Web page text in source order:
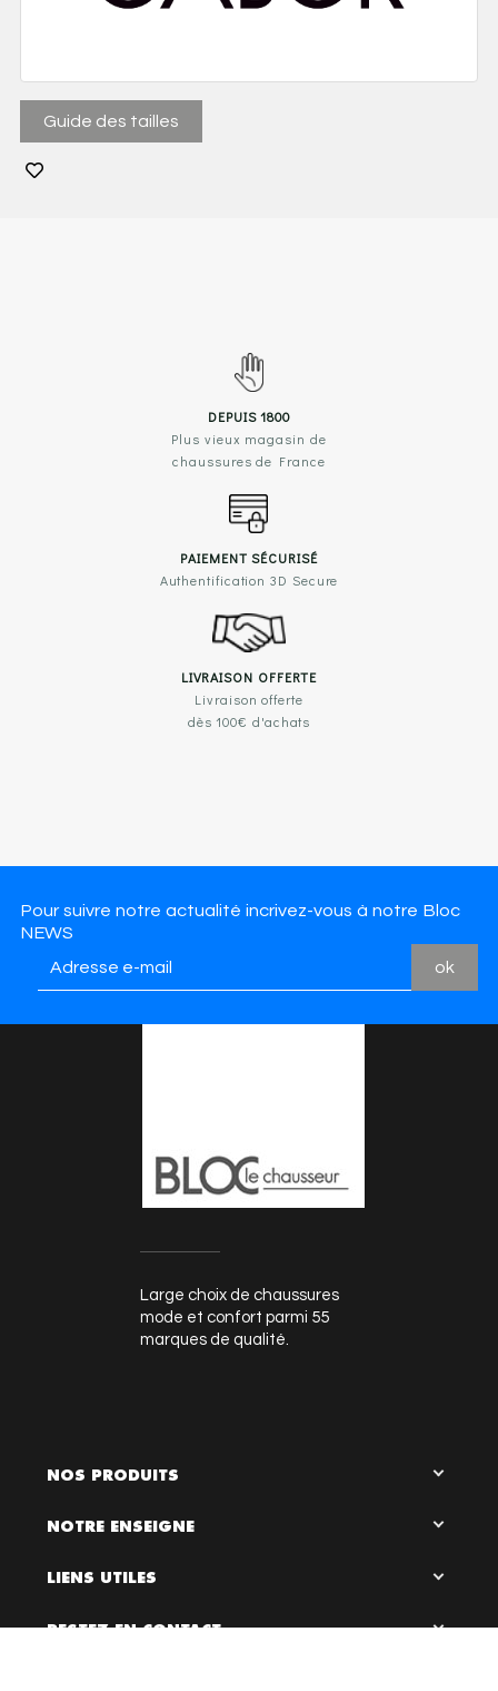
Guide des tailles
DEPUIS 1800
Plus vieux magasin de
chaussures de France
PAIEMENT SÉCURISÉ
Authentification 3D Secure
LIVRAISON OFFERTE
Livraison offerte
dès 100€ d'achats
Pour suivre notre actualité incrivez-vous à notre Bloc
NEWS
Large choix de chaussures
mode et confort parmi 55
marques de qualité.
NOS PRODUITS
NOTRE ENSEIGNE
LIENS UTILES
RESTEZ EN CONTACT